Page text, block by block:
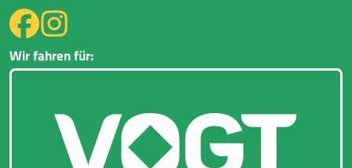
Wir fahren für: